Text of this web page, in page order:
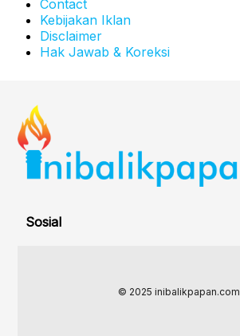
Contact
Kebijakan Iklan
Disclaimer
Hak Jawab & Koreksi
Sosial
© 2025 inibalikpapan.com